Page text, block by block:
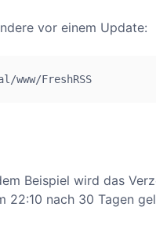
vor einem Update:
FreshRSS
Beispiel wird das
nach 30 Tagen